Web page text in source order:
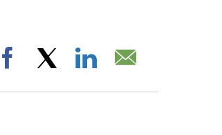
Facebook